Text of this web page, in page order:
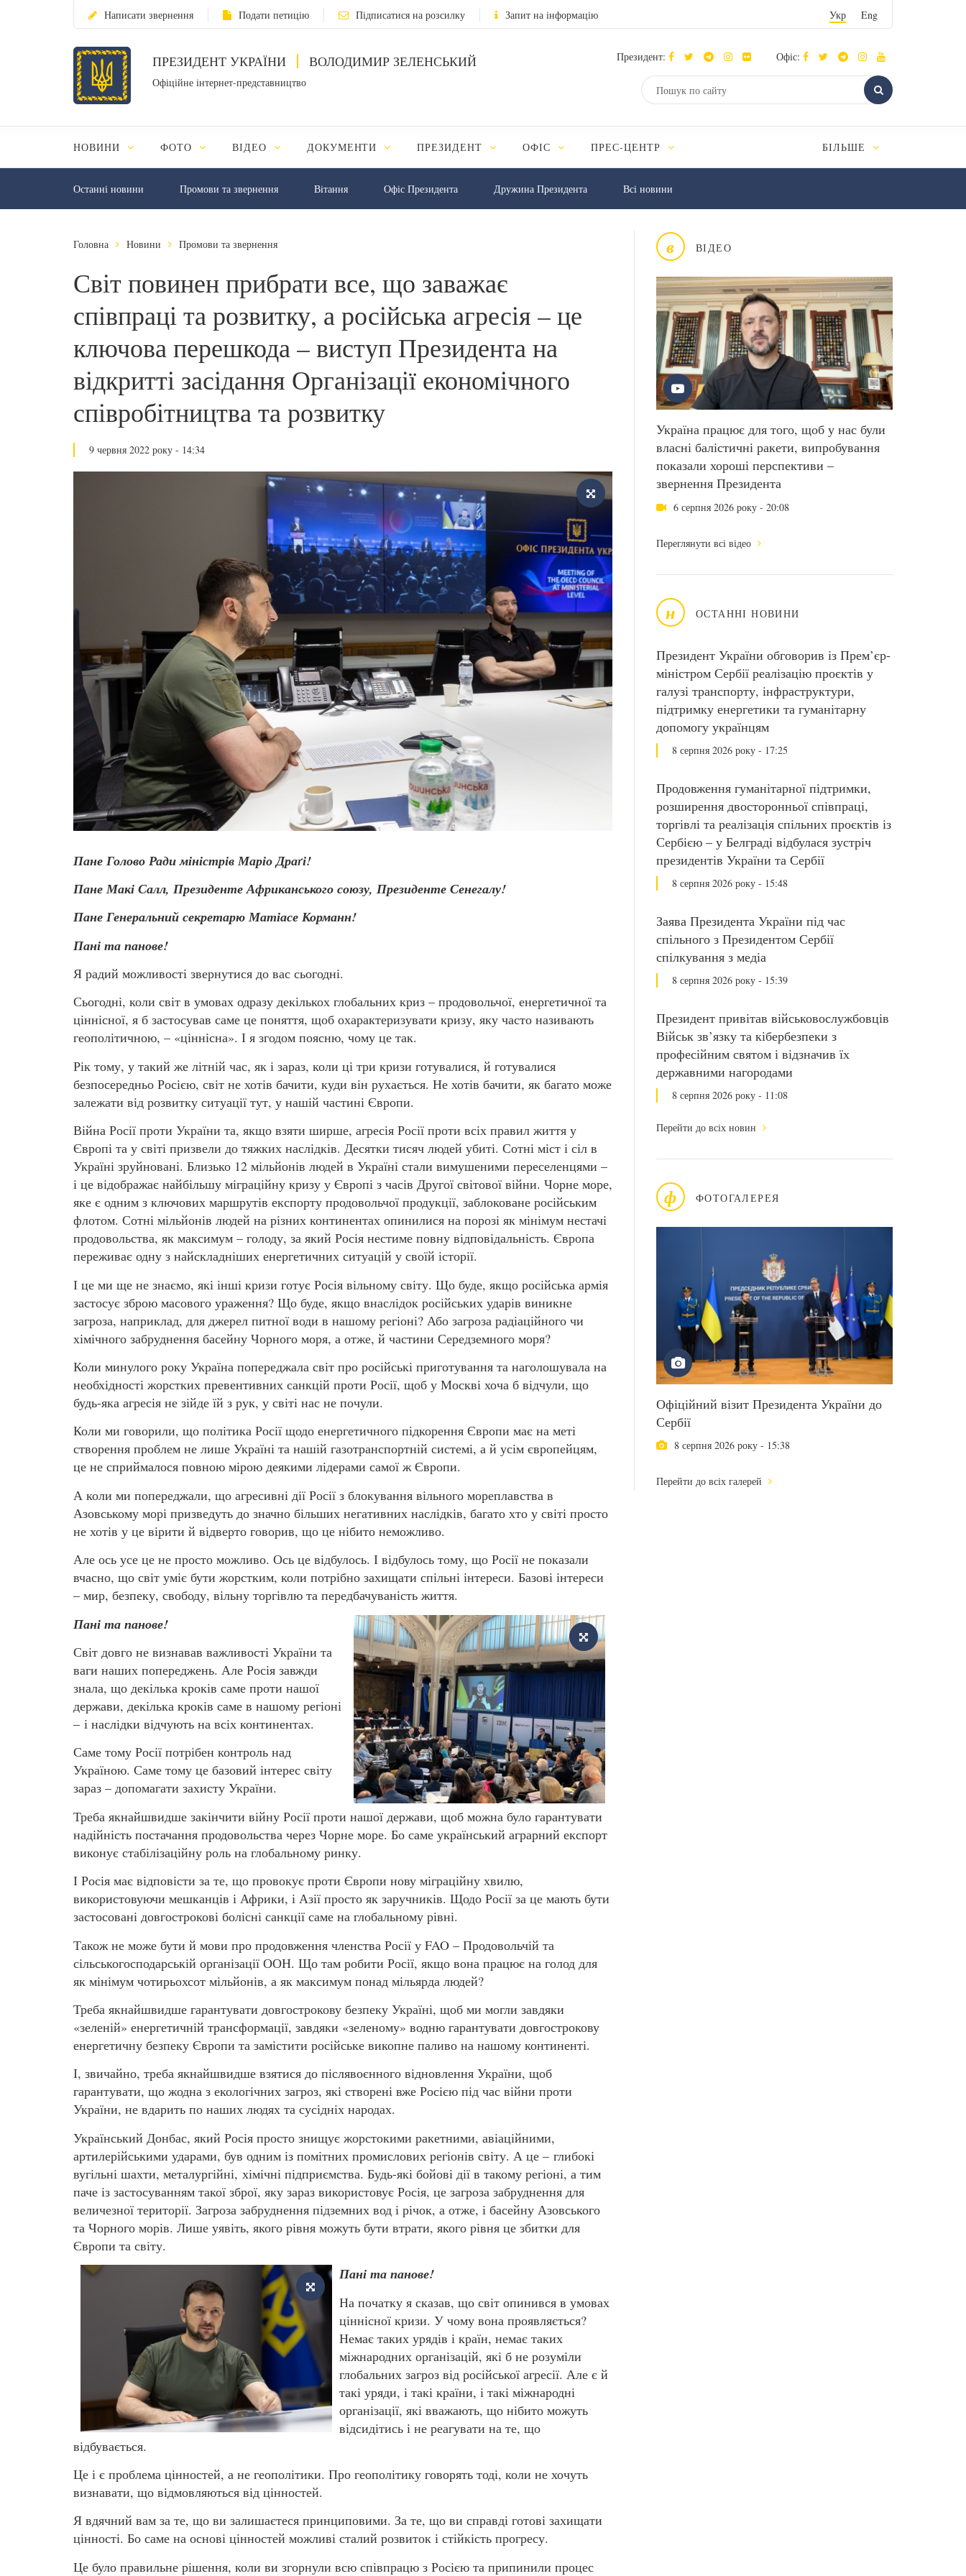
Написати звернення Подати петицію Підписатися на розсилку Запит на інформацію Укр Eng
ПРЕЗИДЕНТ УКРАЇНИ ВОЛОДИМИР ЗЕЛЕНСЬКИЙ
Офіційне інтернет-представництво
Президент: Офіс:
НОВИНИ ФОТО ВІДЕО ДОКУМЕНТИ ПРЕЗИДЕНТ ОФІС ПРЕС-ЦЕНТР БІЛЬШЕ
Останні новини Промови та звернення Вiтання Офіс Президента Дружина Президента Всі новини
в ВІДЕО
Україна працює для того, щоб у нас були
власні балістичні ракети, випробування
показали хороші перспективи –
звернення Президента
6 серпня 2026 року - 20:08
Переглянути всі відео
н ОСТАННІ НОВИНИ
Президент України обговорив із Прем’єр-
міністром Сербії реалізацію проєктів у
галузі транспорту, інфраструктури,
підтримку енергетики та гуманітарну
допомогу українцям
8 серпня 2026 року - 17:25
Продовження гуманітарної підтримки,
розширення двосторонньої співпраці,
торгівлі та реалізація спільних проєктів із
Сербією – у Белграді відбулася зустріч
президентів України та Сербії
8 серпня 2026 року - 15:48
Заява Президента України під час
спільного з Президентом Сербії
спілкування з медіа
8 серпня 2026 року - 15:39
Президент привітав військовослужбовців
Військ зв’язку та кібербезпеки з
професійним святом і відзначив їх
державними нагородами
8 серпня 2026 року - 11:08
Перейти до всіх новин
ф ФОТОГАЛЕРЕЯ
Офіційний візит Президента України до
Сербії
8 серпня 2026 року - 15:38
Перейти до всіх галерей
Головна Новини Промови та звернення
Світ повинен прибрати все, що заважає
співпраці та розвитку, а російська агресія – це
ключова перешкода – виступ Президента на
відкритті засідання Організації економічного
співробітництва та розвитку
9 червня 2022 року - 14:34
Пане Голово Ради міністрів Маріо Драґі!
Пане Макі Салл, Президенте Африканського союзу, Президенте Сенегалу!
Пане Генеральний секретарю Матіасе Корманн!
Пані та панове!
Я радий можливості звернутися до вас сьогодні.
Сьогодні, коли світ в умовах одразу декількох глобальних криз – продовольчої, енергетичної та
ціннісної, я б застосував саме це поняття, щоб охарактеризувати кризу, яку часто називають
геополітичною, – «ціннісна». І я згодом поясню, чому це так.
Рік тому, у такий же літній час, як і зараз, коли ці три кризи готувалися, й готувалися
безпосередньо Росією, світ не хотів бачити, куди він рухається. Не хотів бачити, як багато може
залежати від розвитку ситуації тут, у нашій частині Європи.
Війна Росії проти України та, якщо взяти ширше, агресія Росії проти всіх правил життя у
Європі та у світі призвели до тяжких наслідків. Десятки тисяч людей убиті. Сотні міст і сіл в
Україні зруйновані. Близько 12 мільйонів людей в Україні стали вимушеними переселенцями –
і це відображає найбільшу міграційну кризу у Європі з часів Другої світової війни. Чорне море,
яке є одним з ключових маршрутів експорту продовольчої продукції, заблоковане російським
флотом. Сотні мільйонів людей на різних континентах опинилися на порозі як мінімум нестачі
продовольства, як максимум – голоду, за який Росія нестиме повну відповідальність. Європа
переживає одну з найскладніших енергетичних ситуацій у своїй історії.
І це ми ще не знаємо, які інші кризи готує Росія вільному світу. Що буде, якщо російська армія
застосує зброю масового ураження? Що буде, якщо внаслідок російських ударів виникне
загроза, наприклад, для джерел питної води в нашому регіоні? Або загроза радіаційного чи
хімічного забруднення басейну Чорного моря, а отже, й частини Середземного моря?
Коли минулого року Україна попереджала світ про російські приготування та наголошувала на
необхідності жорстких превентивних санкцій проти Росії, щоб у Москві хоча б відчули, що
будь-яка агресія не зійде їй з рук, у світі нас не почули.
Коли ми говорили, що політика Росії щодо енергетичного підкорення Європи має на меті
створення проблем не лише Україні та нашій газотранспортній системі, а й усім європейцям,
це не сприймалося повною мірою деякими лідерами самої ж Європи.
А коли ми попереджали, що агресивні дії Росії з блокування вільного мореплавства в
Азовському морі призведуть до значно більших негативних наслідків, багато хто у світі просто
не хотів у це вірити й відверто говорив, що це нібито неможливо.
Але ось усе це не просто можливо. Ось це відбулось. І відбулось тому, що Росії не показали
вчасно, що світ уміє бути жорстким, коли потрібно захищати спільні інтереси. Базові інтереси
– мир, безпеку, свободу, вільну торгівлю та передбачуваність життя.
Пані та панове!
Світ довго не визнавав важливості України та
ваги наших попереджень. Але Росія завжди
знала, що декілька кроків саме проти нашої
держави, декілька кроків саме в нашому регіоні
– і наслідки відчують на всіх континентах.
Саме тому Росії потрібен контроль над
Україною. Саме тому це базовий інтерес світу
зараз – допомагати захисту України.
Треба якнайшвидше закінчити війну Росії проти нашої держави, щоб можна було гарантувати
надійність постачання продовольства через Чорне море. Бо саме український аграрний експорт
виконує стабілізаційну роль на глобальному ринку.
І Росія має відповісти за те, що провокує проти Європи нову міграційну хвилю,
використовуючи мешканців і Африки, і Азії просто як заручників. Щодо Росії за це мають бути
застосовані довгострокові болісні санкції саме на глобальному рівні.
Також не може бути й мови про продовження членства Росії у FAO – Продовольчій та
сільськогосподарській організації ООН. Що там робити Росії, якщо вона працює на голод для
як мінімум чотирьохсот мільйонів, а як максимум понад мільярда людей?
Треба якнайшвидше гарантувати довгострокову безпеку Україні, щоб ми могли завдяки
«зеленій» енергетичній трансформації, завдяки «зеленому» водню гарантувати довгострокову
енергетичну безпеку Європи та замістити російське викопне паливо на нашому континенті.
І, звичайно, треба якнайшвидше взятися до післявоєнного відновлення України, щоб
гарантувати, що жодна з екологічних загроз, які створені вже Росією під час війни проти
України, не вдарить по наших людях та сусідніх народах.
Український Донбас, який Росія просто знищує жорстокими ракетними, авіаційними,
артилерійськими ударами, був одним із помітних промислових регіонів світу. А це – глибокі
вугільні шахти, металургійні, хімічні підприємства. Будь-які бойові дії в такому регіоні, а тим
паче із застосуванням такої зброї, яку зараз використовує Росія, це загроза забруднення для
величезної території. Загроза забруднення підземних вод і річок, а отже, і басейну Азовського
та Чорного морів. Лише уявіть, якого рівня можуть бути втрати, якого рівня це збитки для
Європи та світу.
Пані та панове!
На початку я сказав, що світ опинився в умовах
ціннісної кризи. У чому вона проявляється?
Немає таких урядів і країн, немає таких
міжнародних організацій, які б не розуміли
глобальних загроз від російської агресії. Але є й
такі уряди, і такі країни, і такі міжнародні
організації, які вважають, що нібито можуть
відсидітись і не реагувати на те, що
відбувається.
Це і є проблема цінностей, а не геополітики. Про геополітику говорять тоді, коли не хочуть
визнавати, що відмовляються від цінностей.
Я вдячний вам за те, що ви залишаєтеся принциповими. За те, що ви справді готові захищати
цінності. Бо саме на основі цінностей можливі сталий розвиток і стійкість прогресу.
Це було правильне рішення, коли ви згорнули всю співпрацю з Росією та припинили процес